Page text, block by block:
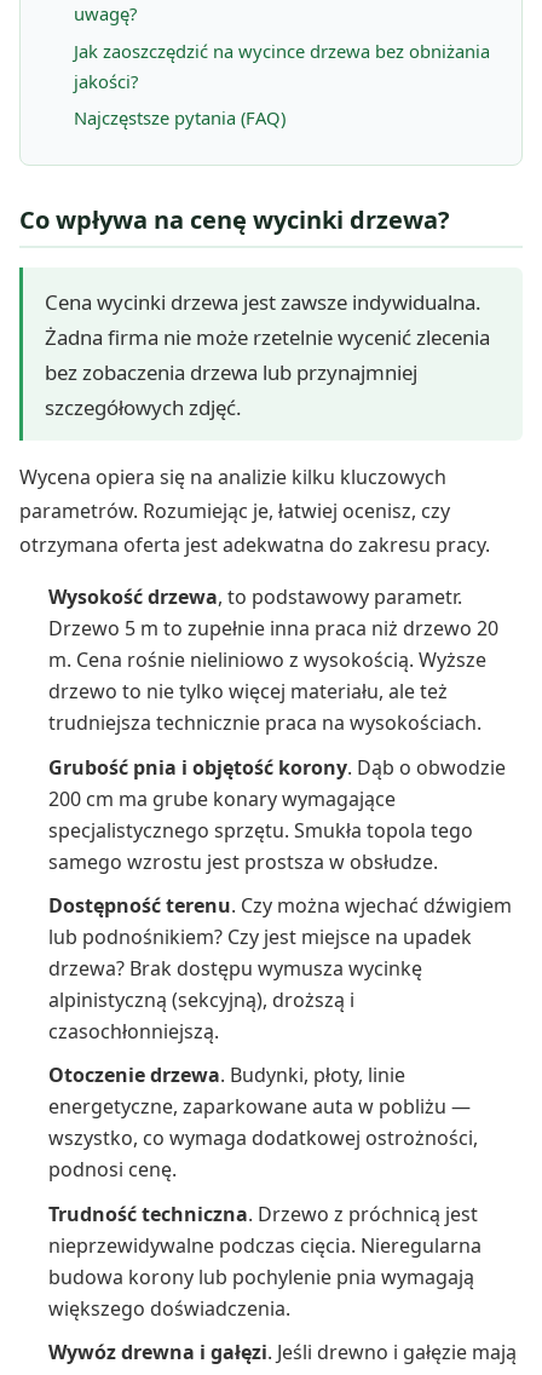
uwagę?
Jak zaoszczędzić na wycince drzewa bez obniżania
jakości?
Najczęstsze pytania (FAQ)
Co wpływa na cenę wycinki drzewa?
Cena wycinki drzewa jest zawsze indywidualna.
Żadna firma nie może rzetelnie wycenić zlecenia
bez zobaczenia drzewa lub przynajmniej
szczegółowych zdjęć.
Wycena opiera się na analizie kilku kluczowych
parametrów. Rozumiejąc je, łatwiej ocenisz, czy
otrzymana oferta jest adekwatna do zakresu pracy.
Wysokość drzewa, to podstawowy parametr.
Drzewo 5 m to zupełnie inna praca niż drzewo 20
m. Cena rośnie nieliniowo z wysokością. Wyższe
drzewo to nie tylko więcej materiału, ale też
trudniejsza technicznie praca na wysokościach.
Grubość pnia i objętość korony. Dąb o obwodzie
200 cm ma grube konary wymagające
specjalistycznego sprzętu. Smukła topola tego
samego wzrostu jest prostsza w obsłudze.
Dostępność terenu. Czy można wjechać dźwigiem
lub podnośnikiem? Czy jest miejsce na upadek
drzewa? Brak dostępu wymusza wycinkę
alpinistyczną (sekcyjną), droższą i
czasochłonniejszą.
Otoczenie drzewa. Budynki, płoty, linie
energetyczne, zaparkowane auta w pobliżu —
wszystko, co wymaga dodatkowej ostrożności,
podnosi cenę.
Trudność techniczna. Drzewo z próchnicą jest
nieprzewidywalne podczas cięcia. Nieregularna
budowa korony lub pochylenie pnia wymagają
większego doświadczenia.
Wywóz drewna i gałęzi. Jeśli drewno i gałęzie mają